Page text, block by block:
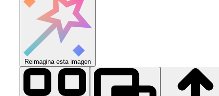
Reimagina esta imagen